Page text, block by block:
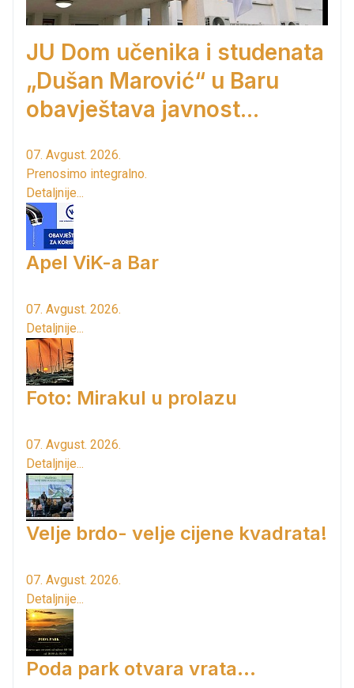
JU Dom učenika i studenata
„Dušan Marović“ u Baru
obavještava javnost...
07. Avgust. 2026.
Prenosimo integralno.
Detaljnije...
Apel ViK-a Bar
07. Avgust. 2026.
Detaljnije...
Foto: Mirakul u prolazu
07. Avgust. 2026.
Detaljnije...
Velje brdo- velje cijene kvadrata!
07. Avgust. 2026.
Detaljnije...
Poda park otvara vrata...